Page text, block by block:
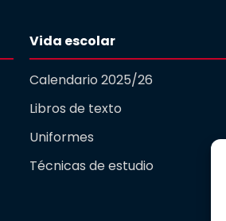
Vida escolar
Calendario 2025/26
Libros de texto
Uniformes
Técnicas de estudio